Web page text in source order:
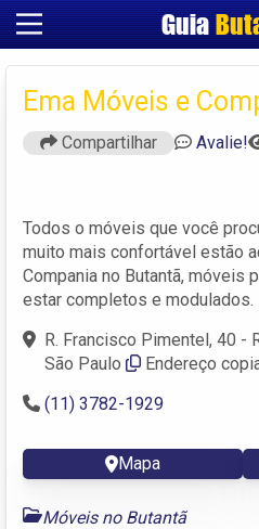
Guia
Ema Móveis e
Compartilhar Avalie!
Todos o móveis que você
muito mais confortável estão
Compania no Butantã, móveis
estar completos e modulados.
R. Francisco Pimentel, 40 -
São Paulo
Endereço
(11) 3782-1929
Mapa
Móveis no Butantã